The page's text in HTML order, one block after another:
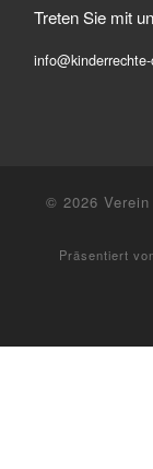
Treten Sie mit
© 2026
Präsentiert